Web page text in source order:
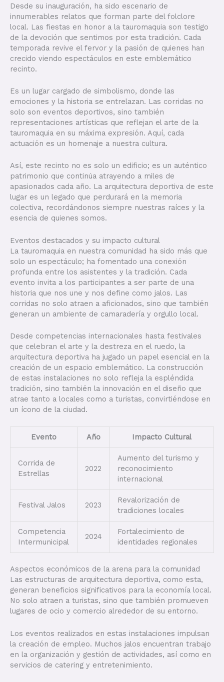
Desde su inauguración, ha sido escenario de
innumerables relatos que forman parte del folclore
local. Las fiestas en honor a la tauromaquia son testigo
de la devoción que sentimos por esta tradición. Cada
temporada revive el fervor y la pasión de quienes han
crecido viendo espectáculos en este emblemático
recinto.
Es un lugar cargado de simbolismo, donde las
emociones y la historia se entrelazan. Las corridas no
solo son eventos deportivos, sino también
representaciones artísticas que reflejan el arte de la
tauromaquia en su máxima expresión. Aquí, cada
actuación es un homenaje a nuestra cultura.
Así, este recinto no es solo un edificio; es un auténtico
patrimonio que continúa atrayendo a miles de
apasionados cada año. La arquitectura deportiva de este
lugar es un legado que perdurará en la memoria
colectiva, recordándonos siempre nuestras raíces y la
esencia de quienes somos.
Eventos destacados y su impacto cultural
La tauromaquia en nuestra comunidad ha sido más que
solo un espectáculo; ha fomentado una conexión
profunda entre los asistentes y la tradición. Cada
evento invita a los participantes a ser parte de una
historia que nos une y nos define como jalos. Las
corridas no solo atraen a aficionados, sino que también
generan un ambiente de camaradería y orgullo local.
Desde competencias internacionales hasta festivales
que celebran el arte y la destreza en el ruedo, la
arquitectura deportiva ha jugado un papel esencial en la
creación de un espacio emblemático. La construcción
de estas instalaciones no solo refleja la espléndida
tradición, sino también la innovación en el diseño que
atrae tanto a locales como a turistas, convirtiéndose en
un ícono de la ciudad.
Evento Año Impacto Cultural
Corrida de
Estrellas
2022
Aumento del turismo y
reconocimiento
internacional
Festival Jalos 2023
Revalorización de
tradiciones locales
Competencia
Intermunicipal
2024
Fortalecimiento de
identidades regionales
Aspectos económicos de la arena para la comunidad
Las estructuras de arquitectura deportiva, como esta,
generan beneficios significativos para la economía local.
No solo atraen a turistas, sino que también promueven
lugares de ocio y comercio alrededor de su entorno.
Los eventos realizados en estas instalaciones impulsan
la creación de empleo. Muchos jalos encuentran trabajo
en la organización y gestión de actividades, así como en
servicios de catering y entretenimiento.